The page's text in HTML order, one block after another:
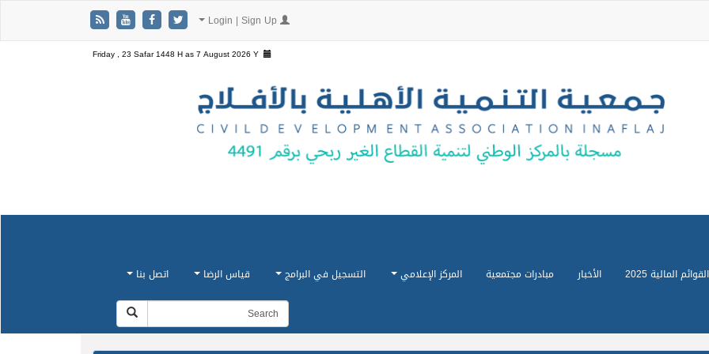
Friday , 23 Safar 1448 H as7 August 2026 Y
القوائم المالية 2025 الأخبار مبادرات مجتمعية المركز الإعلامي التسجيل في البرامج قياس الرضا اتصل بنا